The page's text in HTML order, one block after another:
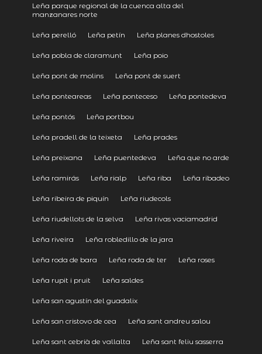
Leña parque regional de la cuenca alta del
manzanares norte
Leña perelló Leña petín Leña planes dhostoles
Leña pobla de claramunt Leña poio
Leña pont de molins Leña pont de suert
Leña ponteareas Leña ponteceso Leña pontedeva
Leña pontós Leña portbou
Leña pradell de la teixeta Leña prades
Leña preixana Leña puentedeva Leña que no arde
Leña ramirás Leña rialp Leña riba Leña ribadeo
Leña ribeira de piquín Leña riudecols
Leña riudellots de la selva Leña rivas vaciamadrid
Leña riveira Leña robledillo de la jara
Leña roda de bara Leña roda de ter Leña roses
Leña rupit i pruit Leña saldes
Leña san agustín del guadalix
Leña san cristovo de cea Leña sant andreu salou
Leña sant cebrià de vallalta Leña sant feliu sasserra